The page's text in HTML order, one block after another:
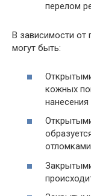
перелом
В зависимости
могут быть:
кожных
нанесения